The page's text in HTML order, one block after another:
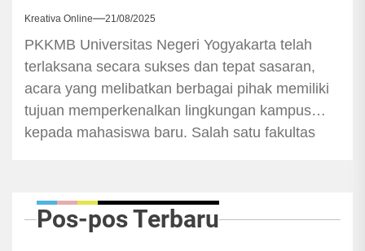
Kreativa Online 21/08/2025
PKKMB Universitas Negeri Yogyakarta telah
terlaksana secara sukses dan tepat sasaran,
acara yang melibatkan berbagai pihak memiliki
tujuan memperkenalkan lingkungan kampus
kepada mahasiswa baru. Salah satu fakultas
(FBSB). Pada tahun ini, PKKMB FBSB
dilaksanakan pada tanggal 31 Juli 2025 sampai
Pos-pos Terbaru